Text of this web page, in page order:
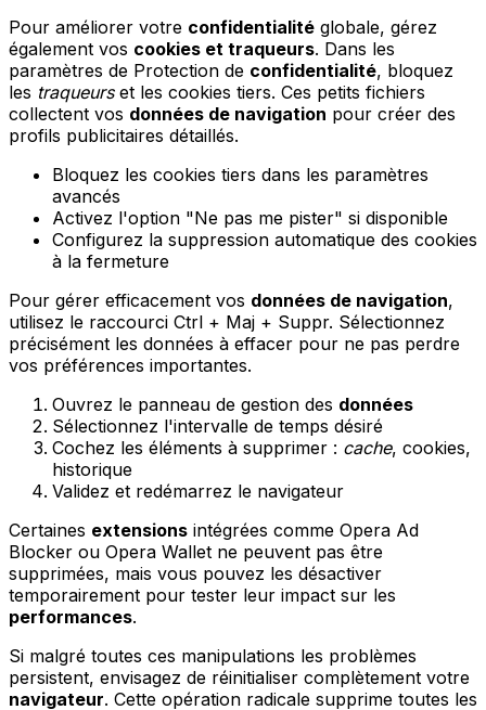
Pour améliorer votre confidentialité globale, gérez
également vos cookies et traqueurs. Dans les
paramètres de Protection de confidentialité, bloquez
les traqueurset les cookies tiers. Ces petits fichiers
collectent vos données de navigation pour créer des
profils publicitaires détaillés.
Bloquez les cookies tiers dans les paramètres
avancés
Activez l'option "Ne pas me pister" si disponible
Configurez la suppression automatique des cookies
à la fermeture
Pour gérer efficacement vos données de navigation,
utilisez le raccourci Ctrl + Maj + Suppr. Sélectionnez
précisément les données à effacer pour ne pas perdre
vos préférences importantes.
Ouvrez le panneau de gestion des données
Sélectionnez l'intervalle de temps désiré
Cochez les éléments à supprimer : cache, cookies,
historique
Validez et redémarrez le navigateur
Certaines extensions intégrées comme Opera Ad
Blocker ou Opera Wallet ne peuvent pas être
supprimées, mais vous pouvez les désactiver
temporairement pour tester leur impact sur les
performances.
Si malgré toutes ces manipulations les problèmes
persistent, envisagez de réinitialiser complètement votre
navigateur. Cette opération radicale supprime toutes les